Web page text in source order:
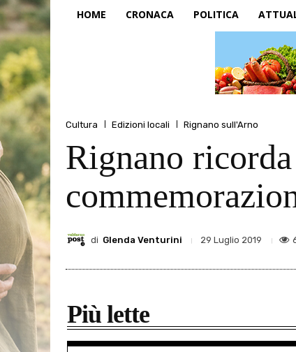
HOME CRONACA POLITICA
Cultura Edizioni locali Rignano sull'Arno
Rignano
di Glenda Venturini 29 Luglio 2019
Più lette